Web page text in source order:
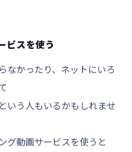
ビスを使う
なかったり、ネットにいろ
いう人もいるかもしれませ
グ動画サービスを使うと